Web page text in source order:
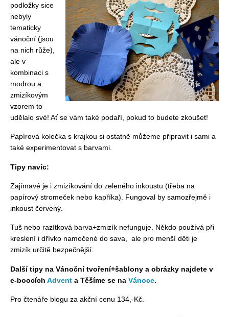
podložky sice
nebyly
tematicky
vánoční (jsou
na nich růže),
ale v
kombinaci s
modrou a
zmizíkovým
vzorem to
udělalo své! Ať se vám také podaří, pokud to budete zkoušet!
Papírová kolečka s krajkou si ostatně můžeme připravit i sami a
také experimentovat s barvami.
Tipy navíc:
Zajímavé je i zmizíkování do zeleného inkoustu (třeba na
papírový stromeček nebo kapříka). Fungoval by samozřejmě i
inkoust červený.
Tuš nebo razítková barva+zmizík nefunguje. Někdo používá při
kreslení i dřívko namočené do sava, ale pro menší děti je
zmizík určitě bezpečnější.
Další tipy na Vánoční tvoření+šablony a obrázky najdete v
e-boocích Advent a Těšíme se na Vánoce.
Pro čtenáře blogu za akční cenu 134,-Kč.